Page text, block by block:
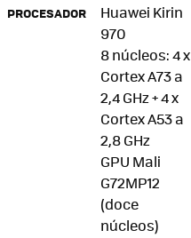
PROCESADOR
Huawei Kirin
970
8 núcleos: 4 x
Cortex A73 a
2,4 GHz + 4 x
Cortex A53 a
2,8 GHz
GPU Mali
G72MP12
(doce
núcleos)